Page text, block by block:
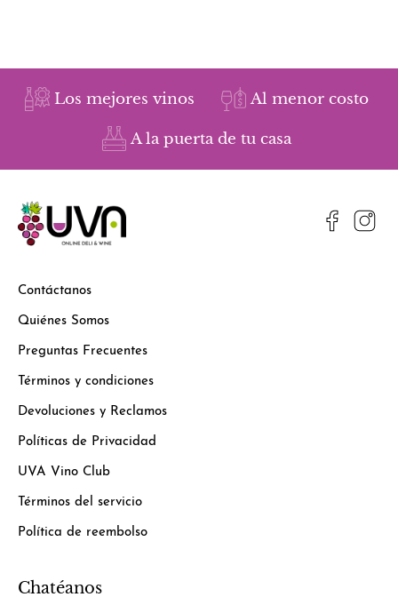
Los mejores vinos Al menor costo
A la puerta de tu casa
Contáctanos
Quiénes Somos
Preguntas Frecuentes
Términos y condiciones
Devoluciones y Reclamos
Políticas de Privacidad
UVA Vino Club
Términos del servicio
Política de reembolso
Chatéanos